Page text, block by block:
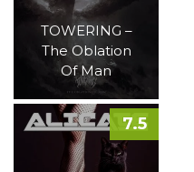
TOWERING –
The Oblation
Of Man
7.5